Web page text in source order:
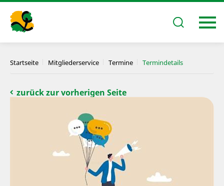
Startseite Mitgliederservice Termine Termindetails
zurück zur vorherigen Seite